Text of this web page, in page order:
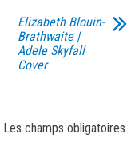
Elizabeth Blouin-
Brathwaite |
Adele Skyfall
Cover
Les champs obligatoires